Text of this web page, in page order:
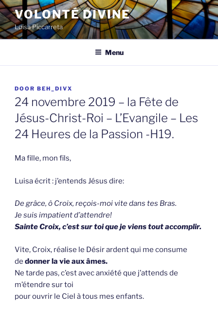
Spring
naar
de
inhoud
VOLONTÉ DIVINE
Luisa Piccarreta
Menu
GEPLAATST
OP
DOOR BEH_DIVX
24 novembre 2019 – la Fête de
Jésus-Christ-Roi – L’Evangile – Les
24 Heures de la Passion -H19.
Ma fille, mon fils,
Luisa écrit : j’entends Jésus dire:
De grâce, ô Croix, reçois-moi vite dans tes Bras.
Je suis impatient d’attendre!
Sainte Croix,c’est sur toi que je viens tout accomplir.
Vite, Croix, réalise le Désir ardent qui me consume
de donner la vie aux âmes.
Ne tarde pas, c’est avec anxiété que j’attends de
m’étendre sur toi
pour ouvrir le Ciel à tous mes enfants.